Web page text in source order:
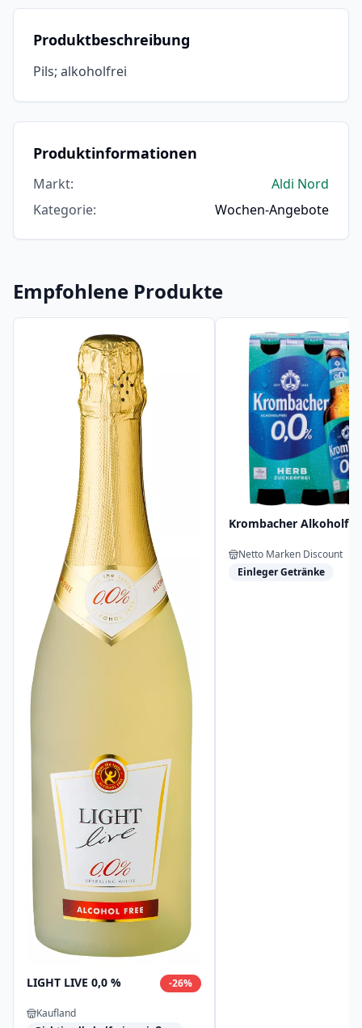
Produktbeschreibung
Pils; alkoholfrei
Produktinformationen
Markt:
Aldi Nord
Kategorie: Wochen-Angebote
Empfohlene Produkte
LIGHT LIVE 0,0 % -26%
Kaufland
Krombacher
Netto Marken Discount
Einleger Getränke